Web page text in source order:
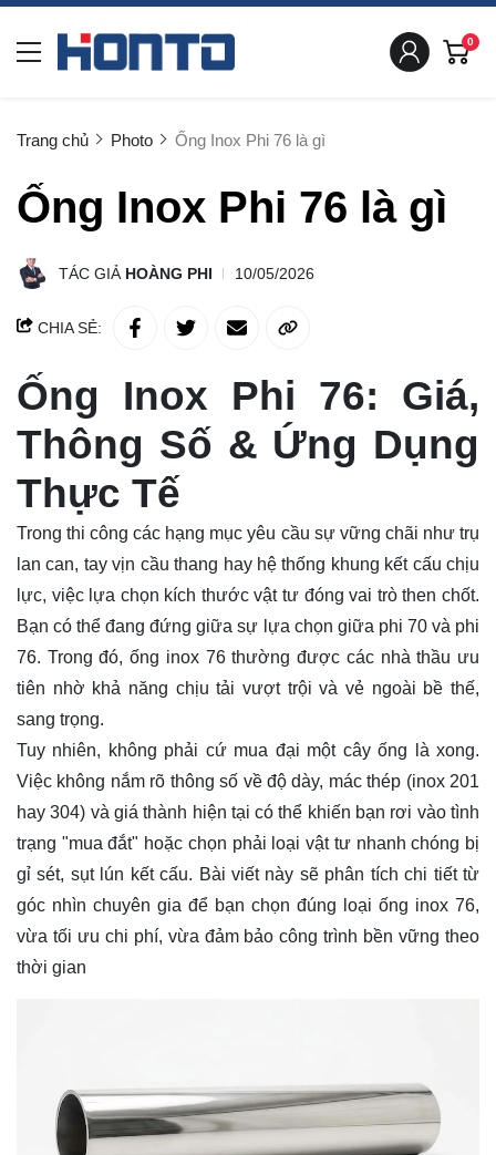
0
Trang chủ Photo Ống Inox Phi 76 là gì
Ống Inox Phi 76 là gì
TÁC GIẢ HOÀNG PHI 10/05/2026
CHIA SẺ:
Ống Inox Phi 76: Giá,
Thông Số & Ứng Dụng
Thực Tế
Trong thi công các hạng mục yêu cầu sự vững chãi như trụ
lan can, tay vịn cầu thang hay hệ thống khung kết cấu chịu
lực, việc lựa chọn kích thước vật tư đóng vai trò then chốt.
Bạn có thể đang đứng giữa sự lựa chọn giữa phi 70 và phi
76. Trong đó, ống inox 76 thường được các nhà thầu ưu
tiên nhờ khả năng chịu tải vượt trội và vẻ ngoài bề thế,
sang trọng.
Tuy nhiên, không phải cứ mua đại một cây ống là xong.
Việc không nắm rõ thông số về độ dày, mác thép (inox 201
hay 304) và giá thành hiện tại có thể khiến bạn rơi vào tình
trạng "mua đắt" hoặc chọn phải loại vật tư nhanh chóng bị
gỉ sét, sụt lún kết cấu. Bài viết này sẽ phân tích chi tiết từ
góc nhìn chuyên gia để bạn chọn đúng loại ống inox 76,
vừa tối ưu chi phí, vừa đảm bảo công trình bền vững theo
thời gian